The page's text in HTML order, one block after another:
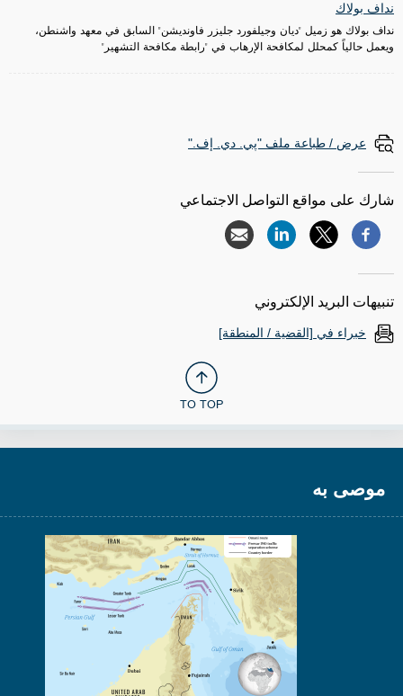
نداف بولاك
نداف بولاك هو زميل "ديان وجيلفورد جليزر فاونديشن" السابق في معهد واشنطن،
ويعمل حالياً كمحلل لمكافحة الإرهاب في "رابطة مكافحة التشهير"
عرض / طباعة ملف "پي. دي. إف."
شارك على مواقع التواصل الاجتماعي
تنبيهات البريد الإلكتروني
خبراء في [القضية / المنطقة]
TO TOP
موصى به